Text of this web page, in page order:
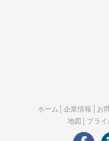
ホーム 企業情報 お
地図
プラ